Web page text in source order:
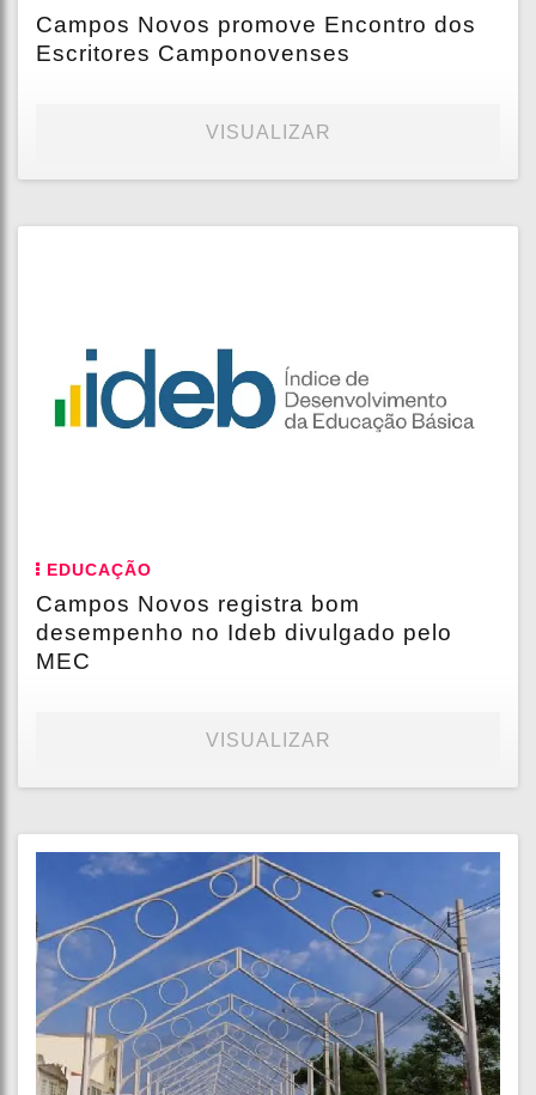
Campos Novos promove Encontro dos
Escritores Camponovenses
VISUALIZAR
EDUCAÇÃO
Campos Novos registra bom
desempenho no Ideb divulgado pelo
MEC
VISUALIZAR